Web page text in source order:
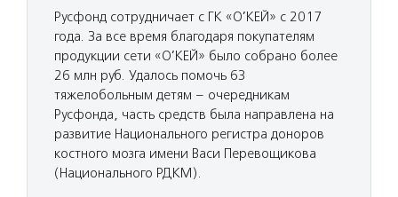
Русфонд сотрудничает с ГК «О’КЕЙ» с 2017
года. За все время благодаря покупателям
продукции сети «О’КЕЙ» было собрано более
26 млн руб. Удалось помочь 63
тяжелобольным детям – очередникам
Русфонда, часть средств была направлена на
развитие Национального регистра доноров
костного мозга имени Васи Перевощикова
(Национального РДКМ).